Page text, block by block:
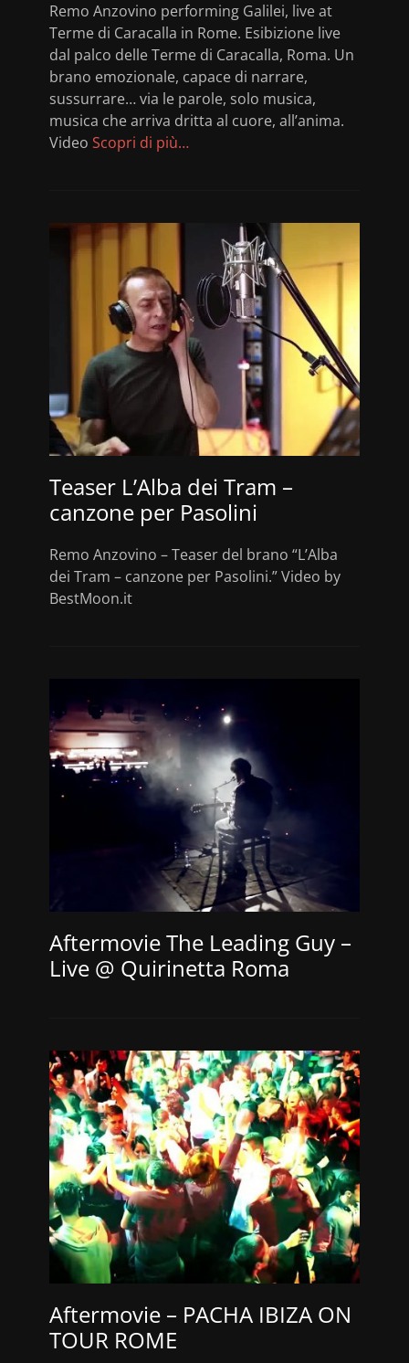
Remo Anzovino performing Galilei, live at
Terme di Caracalla​ in Rome. Esibizione live
dal palco delle Terme di Caracalla, Roma. Un
brano emozionale, capace di narrare,
sussurrare… via le parole, solo musica,
musica che arriva dritta al cuore, all’anima.
Video Scopri di più…
Teaser L’Alba dei Tram –
canzone per Pasolini
Remo Anzovino – Teaser del brano “L’Alba
dei Tram – canzone per Pasolini.” Video by
BestMoon.it
Aftermovie The Leading Guy –
Live @ Quirinetta Roma
Aftermovie – PACHA IBIZA ON
TOUR ROME